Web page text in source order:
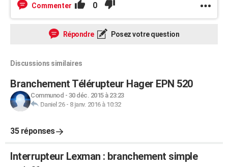
Commenter 0
Répondre Posez votre question
Discussions similaires
Branchement Télérupteur Hager EPN 520
Communod - 30 déc. 2015 à 23:23
Daniel 26- 8 janv. 2016 à 10:32
35 réponses
Interrupteur Lexman : branchement simple